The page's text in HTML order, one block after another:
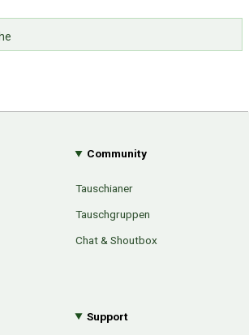
Community
Tauschianer
Tauschgruppen
Chat & Shoutbox
Support